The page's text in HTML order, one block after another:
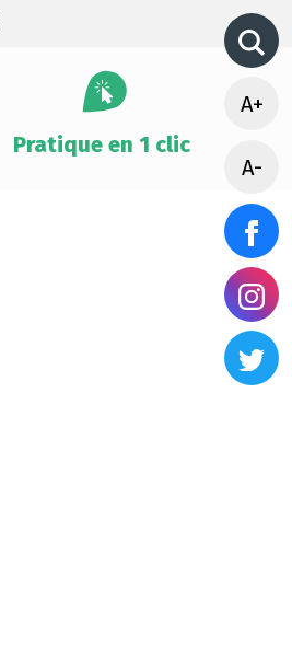
Pratique en 1 clic
A+
A-